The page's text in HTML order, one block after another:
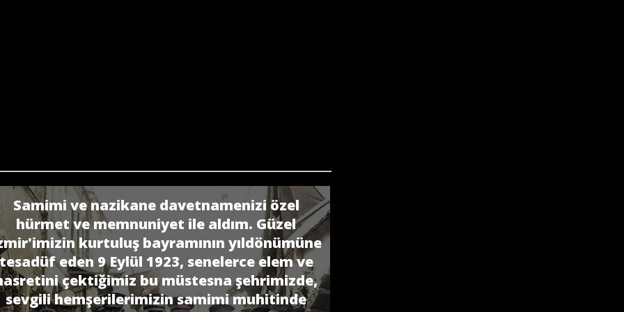
Samimi ve nazikane davetnamenizi özel
hürmet ve memnuniyet ile aldım. Güzel
kurtuluş bayramının yıldönümüne
eden 9 Eylül 1923, senelerce elem ve
çektiğimiz bu müstesna şehrimizde,
sevgili hemşerilerimizin samimi muhitinde